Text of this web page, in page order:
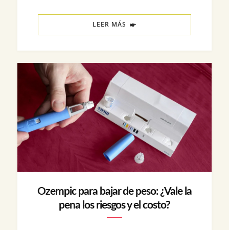
LEER MÁS
Ozempic para bajar de peso: ¿Vale la
pena los riesgos y el costo?